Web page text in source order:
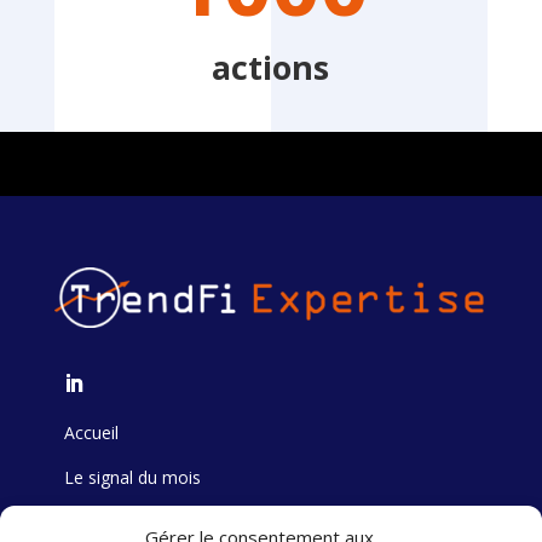
Gérer le consentement aux
actions
Accueil
Le signal du mois